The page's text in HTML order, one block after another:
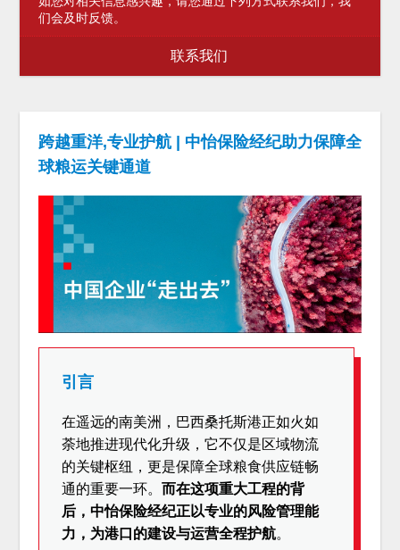
们会及时反馈。
联系我们
跨越重洋,专业护航 | 中怡保险经纪助力保障全
球粮运关键通道
引言
在遥远的南美洲，巴西桑托斯港正如火如
荼地推进现代化升级，它不仅是区域物流
的关键枢纽，更是保障全球粮食供应链畅
通的重要一环。 而在这项重大工程的背
后，中怡保险经纪正以专业的风险管理能
力，为港口的建设与运营全程护航。